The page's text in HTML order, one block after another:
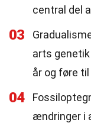
central del
03
arts
år og føre
04
ændringer i